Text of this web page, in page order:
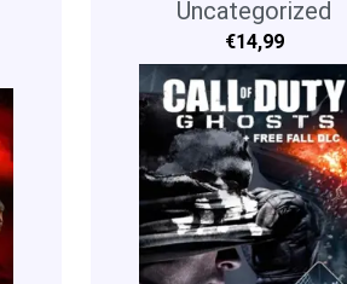
Fall DLC)
Uncategorized
€14,99